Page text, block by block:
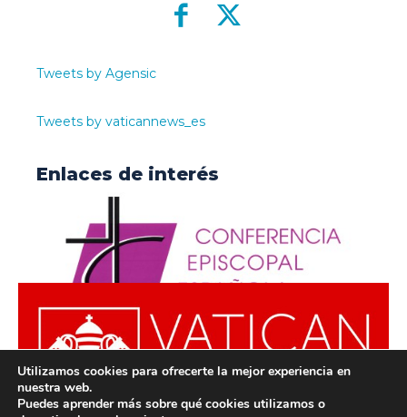
Tweets by Agensic
Tweets by vaticannews_es
Enlaces de interés
Utilizamos cookies para ofrecerte la mejor experiencia en
nuestra web.
Puedes aprender más sobre qué cookies utilizamos o